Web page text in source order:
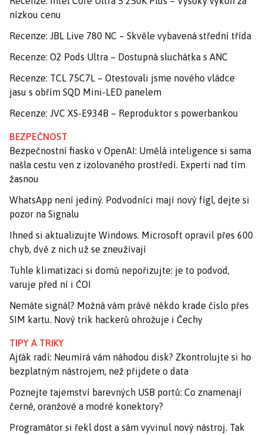
nízkou cenu
Recenze: JBL Live 780 NC – Skvěle vybavená střední třída
Recenze: O2 Pods Ultra – Dostupná sluchátka s ANC
Recenze: TCL 75C7L – Otestovali jsme nového vládce
jasu s obřím SQD Mini-LED panelem
Recenze: JVC XS-E934B – Reproduktor s powerbankou
BEZPEČNOST
Bezpečnostní fiasko v OpenAI: Umělá inteligence si sama
našla cestu ven z izolovaného prostředí. Experti nad tím
žasnou
WhatsApp není jediný. Podvodníci mají nový fígl, dejte si
pozor na Signalu
Ihned si aktualizujte Windows. Microsoft opravil přes 600
chyb, dvě z nich už se zneužívají
Tuhle klimatizaci si domů nepořizujte: je to podvod,
varuje před ní i ČOI
Nemáte signál? Možná vám právě někdo krade číslo přes
SIM kartu. Nový trik hackerů ohrožuje i Čechy
TIPY A TRIKY
Ajťák radí: Neumírá vám náhodou disk? Zkontrolujte si ho
bezplatným nástrojem, než přijdete o data
Poznejte tajemství barevných USB portů: Co znamenají
černé, oranžové a modré konektory?
Programátor si řekl dost a sám vyvinul nový nástroj. Tak